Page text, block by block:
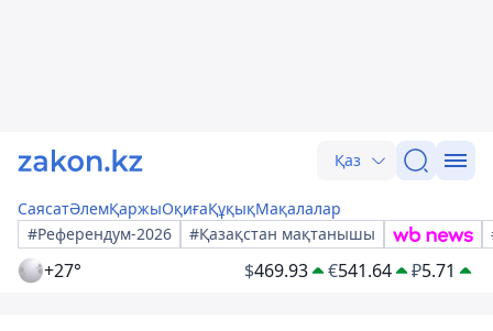
Қаз
СаясатӘлемҚаржыОқиғаҚұқықМақалалар
#Референдум-2026
#Қазақстан мақтанышы
+27° $469.93 €541.64 ₽5.71